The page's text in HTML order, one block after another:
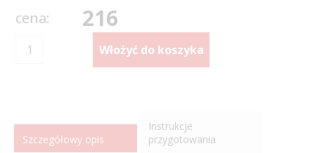
cena:
216
Szczegółowy opis
Instrukcje
przygotowania